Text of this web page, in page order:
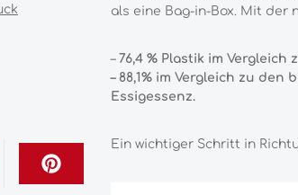
als eine Bag-in-Box. Mit der
– 76,4 % Plastik im Vergleich
– 88,1% im Vergleich zu den
Essigessenz.
Ein wichtiger Schritt in